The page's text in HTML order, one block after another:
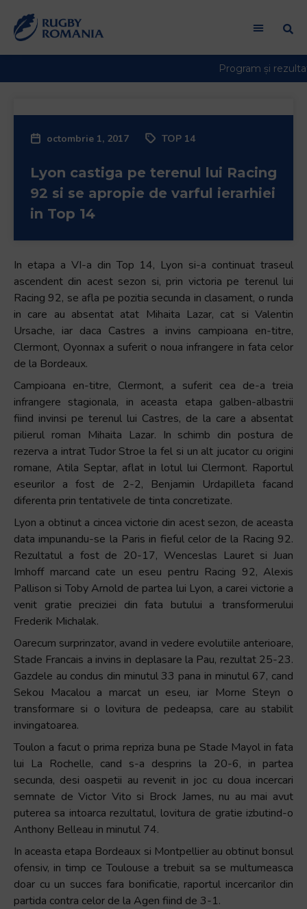
octombrie 1, 2017 TOP 14
Lyon castiga pe terenul lui Racing
92 si se apropie de varful ierarhiei
in Top 14
In etapa a VI-a din Top 14, Lyon si-a continuat traseul
ascendent din acest sezon si, prin victoria pe terenul lui
Racing 92, se afla pe pozitia secunda in clasament, o runda
in care au absentat atat Mihaita Lazar, cat si Valentin
Ursache, iar daca Castres a invins campioana en-titre,
Clermont, Oyonnax a suferit o noua infrangere in fata celor
de la Bordeaux.
Campioana en-titre, Clermont, a suferit cea de-a treia
infrangere stagionala, in aceasta etapa galben-albastrii
fiind invinsi pe terenul lui Castres, de la care a absentat
pilierul roman Mihaita Lazar. In schimb din postura de
rezerva a intrat Tudor Stroe la fel si un alt jucator cu origini
romane, Atila Septar, aflat in lotul lui Clermont. Raportul
eseurilor a fost de 2-2, Benjamin Urdapilleta facand
diferenta prin tentativele de tinta concretizate.
Lyon a obtinut a cincea victorie din acest sezon, de aceasta
data impunandu-se la Paris in fieful celor de la Racing 92.
Rezultatul a fost de 20-17, Wenceslas Lauret si Juan
Imhoff marcand cate un eseu pentru Racing 92, Alexis
Pallison si Toby Arnold de partea lui Lyon, a carei victorie a
venit gratie preciziei din fata butului a transformerului
Frederik Michalak.
Oarecum surprinzator, avand in vedere evolutiile anterioare,
Stade Francais a invins in deplasare la Pau, rezultat 25-23.
Gazdele au condus din minutul 33 pana in minutul 67, cand
Sekou Macalou a marcat un eseu, iar Morne Steyn o
transformare si o lovitura de pedeapsa, care au stabilit
invingatoarea.
Toulon a facut o prima repriza buna pe Stade Mayol in fata
lui La Rochelle, cand s-a desprins la 20-6, in partea
secunda, desi oaspetii au revenit in joc cu doua incercari
semnate de Victor Vito si Brock James, nu au mai avut
puterea sa intoarca rezultatul, lovitura de gratie izbutind-o
Anthony Belleau in minutul 74.
In aceasta etapa Bordeaux si Montpellier au obtinut bonsul
ofensiv, in timp ce Toulouse a trebuit sa se multumeasca
doar cu un succes fara bonificatie, raportul incercarilor din
partida contra celor de la Agen fiind de 3-1.